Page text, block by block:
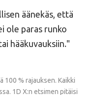
äänekäs, että
ole paras runko
hääkuvauksiin.
% rajauksen. Kaikki
1D X:n etsimen pitäisi